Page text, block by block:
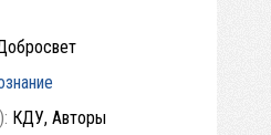
КДУ, Авторы